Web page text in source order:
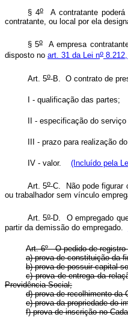
§ 4oA contratante poderá
contratante, ou local por
§ 5oA empresa contratante
disposto no art. 31 da Lei no
Art. 5o-B. O contrato
I - qualificação das
II - especificação do
III - prazo para
IV - valor. (Incluído pela
Art. 5o-C. Não pode figurar
ou trabalhador sem vínculo
Art. 5o-D. O empregado
partir da demissão do empregado.
Art. 6º - O pedido de
a) prova de constituição da
b) prova de possuir capital
c) prova de entrega da
Previdência Social;
d) prova de recolhimento da
e) prova da propriedade do
f) prova de inscrição no